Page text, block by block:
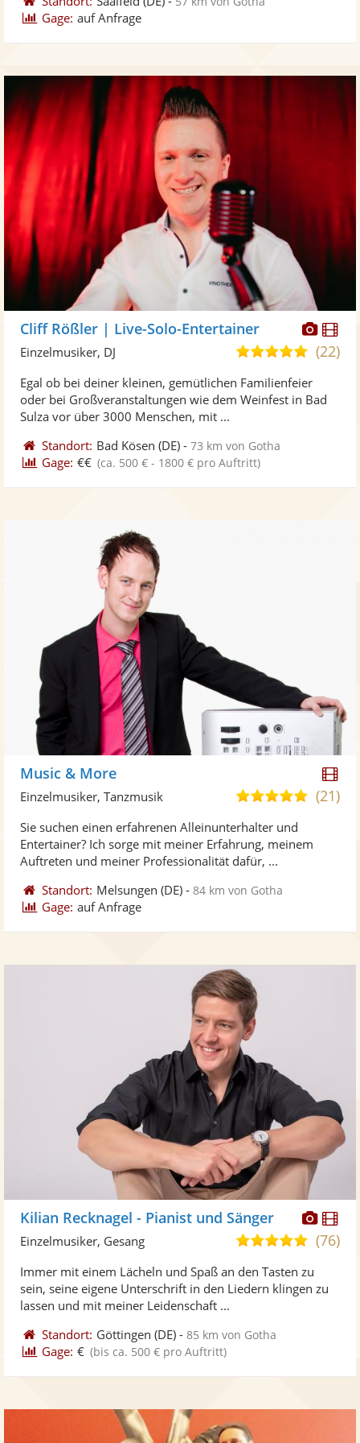
Gage: auf Anfrage
Cliff Rößler | Live-Solo-Entertainer
5,0
5
(22)
Einzelmusiker, DJ
Egal ob bei deiner kleinen, gemütlichen Familienfeier
oder bei Großveranstaltungen wie dem Weinfest in Bad
Sulza vor über 3000 Menschen, mit ...
Standort: Bad Kösen (DE) -73 km von Gotha
Gage: €€ (ca. 500 € - 1800 € pro Auftritt)
Music & More
5,0(21)
Einzelmusiker, Tanzmusik
Sie suchen einen erfahrenen Alleinunterhalter und
Entertainer? Ich sorge mit meiner Erfahrung, meinem
Auftreten und meiner Professionalität dafür, ...
Standort: Melsungen (DE) -84 km von Gotha
Gage: auf Anfrage
Kilian Recknagel - Pianist und Sänger
5,0
5
(76)
Einzelmusiker, Gesang
Immer mit einem Lächeln und Spaß an den Tasten zu
sein, seine eigene Unterschrift in den Liedern klingen zu
lassen und mit meiner Leidenschaft ...
Standort: Göttingen (DE) -85 km von Gotha
Gage: € (bis ca. 500 € pro Auftritt)